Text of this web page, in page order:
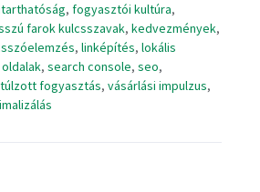
, fogyasztói kultúra,
farok kulcsszavak, kedvezmények,
, linképítés, lokális
, search console, seo,
túlzott fogyasztás, vásárlási impulzus,